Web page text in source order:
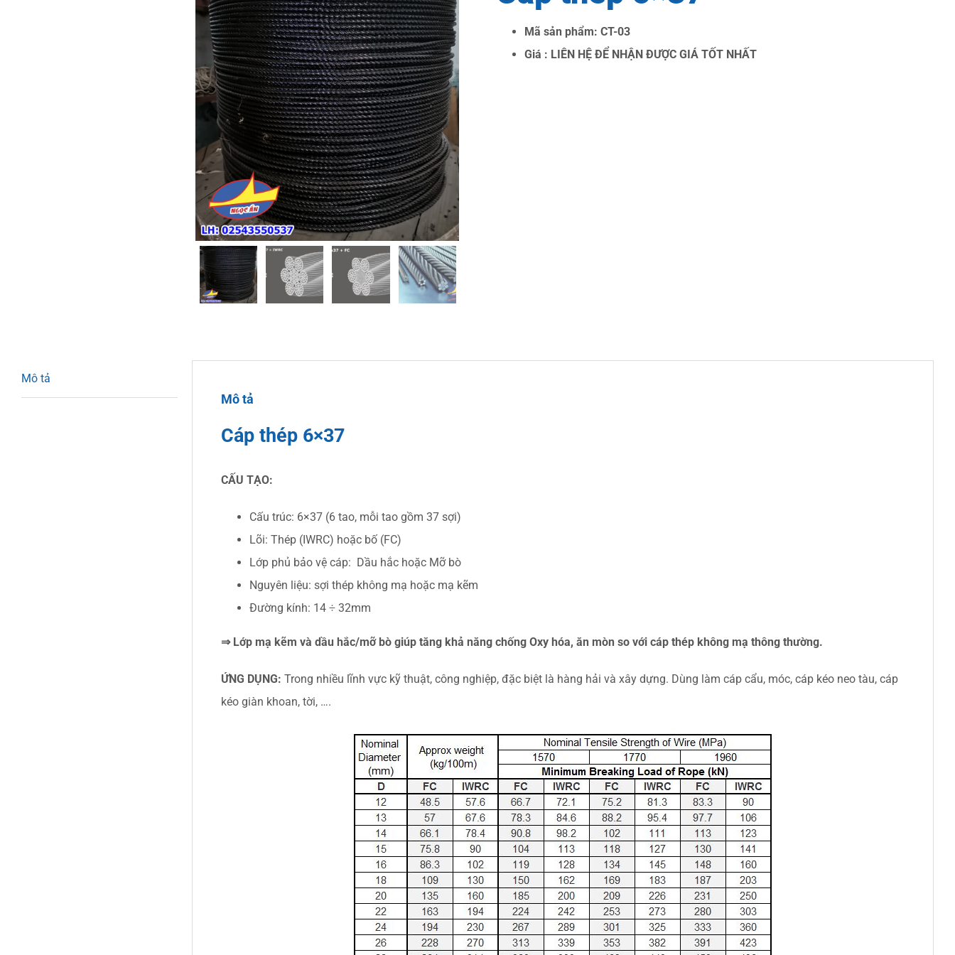
Mã sản phẩm: CT-03
Giá : LIÊN HỆ ĐỂ NHẬN ĐƯỢC GIÁ TỐT NHẤT
Mô tả
Mô tả
Cáp thép 6×37
CẤU TẠO:
Cấu trúc: 6×37 (6 tao, mỗi tao gồm 37 sợi)
Lõi: Thép (IWRC) hoặc bố (FC)
Lớp phủ bảo vệ cáp: Dầu hắc hoặc Mỡ bò
Nguyên liệu: sợi thép không mạ hoặc mạ kẽm
Đường kính: 14 ÷ 32mm
⇒ Lớp mạ kẽm và dầu hắc/mỡ bò giúp tăng khả năng chống Oxy hóa, ăn mòn so với cáp thép không mạ thông thường.
ỨNG DỤNG: Trong nhiều lĩnh vực kỹ thuật, công nghiệp, đặc biệt là hàng hải và xây dựng. Dùng làm cáp cẩu, móc, cáp kéo neo tàu, cáp
kéo giàn khoan, tời, ….